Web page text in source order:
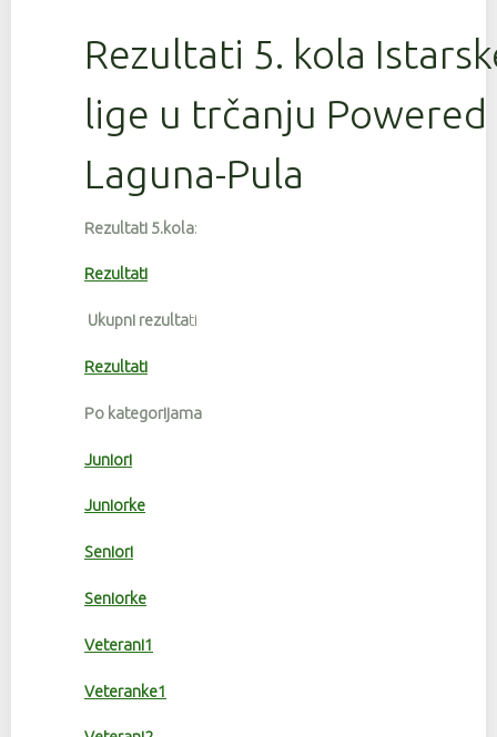
Rezultati 5. kola
lige u trčanju Powered
Laguna-Pula
Rezultati 5.kola:
Rezultati
Ukupni rezultati
Rezultati
Po kategorijama
Juniori
Juniorke
Seniori
Seniorke
Veterani1
Veteranke1